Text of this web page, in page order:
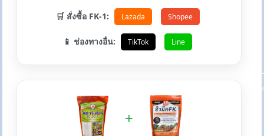
🛒 สั่งซื้อ FK-1: Lazada Shopee
📱 ช่องทางอื่น: TikTok Line
+